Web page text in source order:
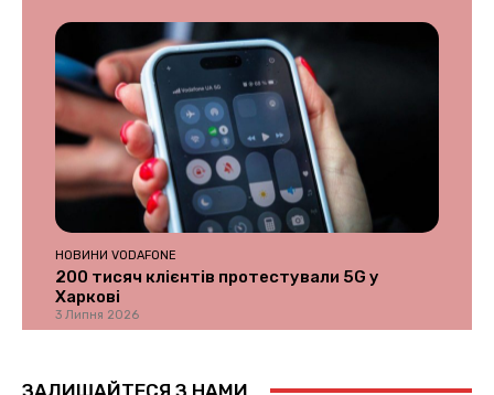
НОВИНИ VODAFONE
200 тисяч клієнтів протестували 5G у
Харкові
3 Липня 2026
ЗАЛИШАЙТЕСЯ З НАМИ